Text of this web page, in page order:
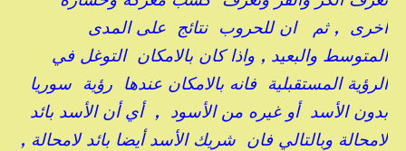
أخرى , ثم ان للحروب نتائج على المدى
المتوسط والبعيد , واذا كان بالامكان التوغل في
الرؤية المستقبلية فانه بالامكان عندها رؤية سوريا
بدون الأسد أو غيره من الأسود , أي أن الأسد بائد
لامحالة وبالتالي فان شريك الأسد أيضا بائد لامحالة ,